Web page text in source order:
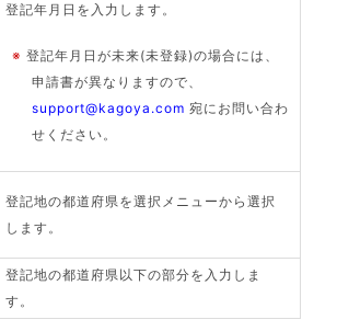
登記年月日を入力します。
※登記年月日が未来(未登録)の場合には、
申請書が異なりますので、
support@kagoya.com 宛にお問い合わ
せください。
登記地の都道府県を選択メニューから選択
します。
登記地の都道府県以下の部分を入力しま
す。